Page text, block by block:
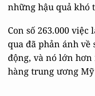
những hậu quả khó
Con số 263.000
qua đã phản ánh
động, và nó lớn
hàng trung ương